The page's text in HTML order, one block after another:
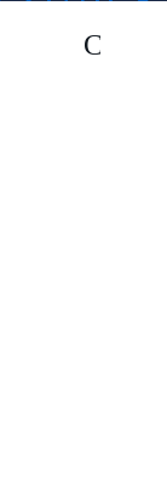
Сезон